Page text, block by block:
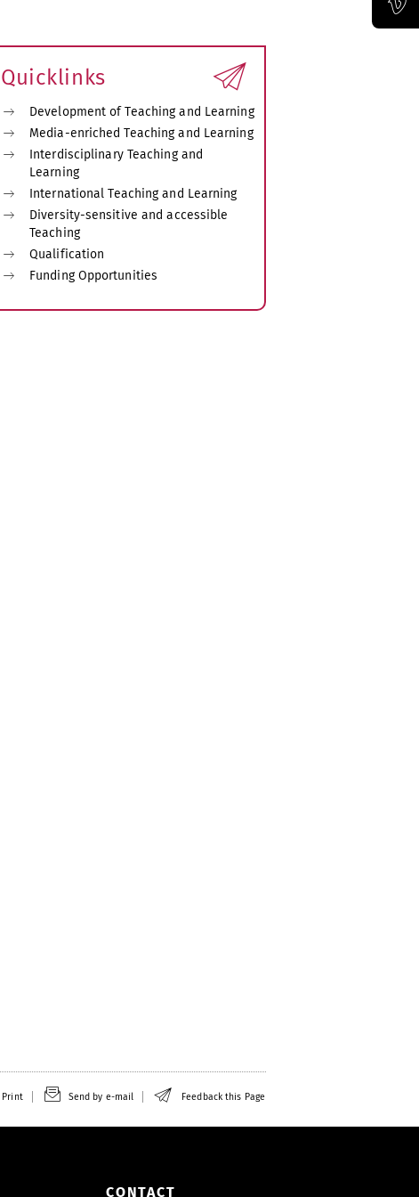
Quicklinks
Development of Teaching and Learning
Media-enriched Teaching and Learning
Interdisciplinary Teaching and
Learning
International Teaching and Learning
Diversity-sensitive and accessible
Teaching
Qualification
Funding Opportunities
Print Send by e-mail Feedback this Page
CONTACT